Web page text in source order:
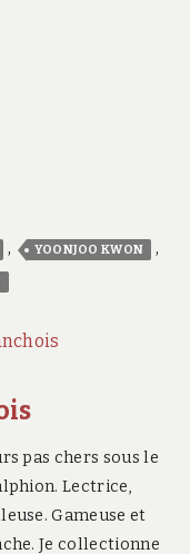
, YOONJOO KWON ,
pas chers sous le
Lectrice,
Gameuse et
Je collectionne